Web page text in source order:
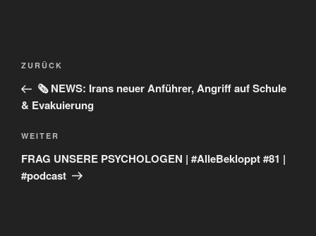
Beitragsnavigation
Vorheriger
Beitrag
ZURÜCK
🗞️ NEWS: Irans neuer Anführer, Angriff auf Schule
& Evakuierung
Nächster
Beitrag
WEITER
FRAG UNSERE PSYCHOLOGEN | #AlleBekloppt #81 |
#podcast